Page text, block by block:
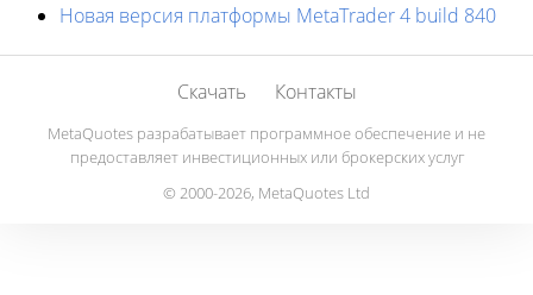
Новая версия платформы MetaTrader 4 build 840
Скачать Контакты
MetaQuotes разрабатывает программное обеспечение и не
предоставляет инвестиционных или брокерских услуг
© 2000-2026, MetaQuotes Ltd